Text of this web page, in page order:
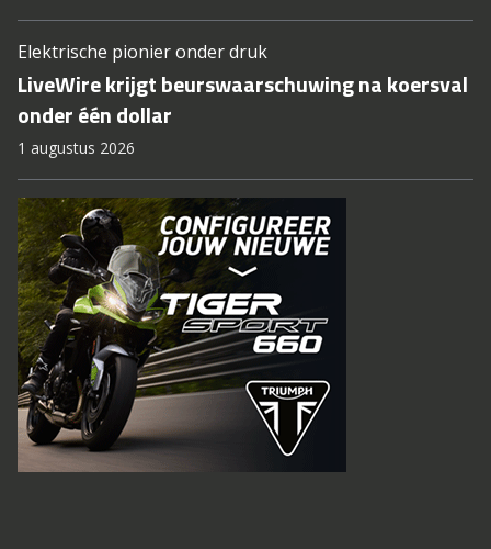
Elektrische pionier onder druk
LiveWire krijgt beurswaarschuwing na koersval
onder één dollar
1 augustus 2026